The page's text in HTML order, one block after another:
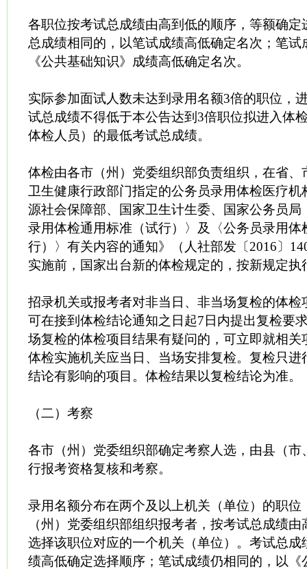
各职位按考试总成绩由高到低的顺序，等额确定
总成绩相同的，以笔试成绩高低确定名次；笔试
《公共基础知识》成绩高低确定名次。
实际参加面试人数未达到录用名额3倍的职位，
试总成绩不得低于本公告达到3倍职位拟进入体
体检人员）的最低考试总成绩。
体检由各市（州）党委组织部负责组织，在省、
卫生健康行政部门指定的公务员录用体检医疗
源社会保障部、国家卫生计生委、国家公务员局
录用体检通用标准（试行）〉及〈公务员录用体
行）〉有关内容的通知》（人社部发〔2016〕
实施前，国家出台新的体检规定的，按新规定执
招录机关或报考者对非当日、非当场复检的体检
可在接到体检结论通知之日起7日内提出复检要
场复检的体检项目结果有疑问的，可立即就相关
体检实施机关应当日、当场安排复检。复检只进
结论有影响的项目。体检结果以复检结论为准。
（二）考察
各市（州）党委组织部确定考察人选，由县（市
行报考资格复核和考察。
录用名额分布在两个及以上机关（单位）的职位
（州）党委组织部组织报考者，按考试总成绩
选择该职位对应的一个机关（单位）。考试总成
绩高低确定选择顺序；笔试成绩仍相同的，以《